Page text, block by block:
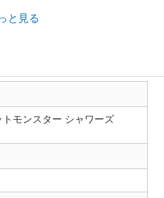
と見る
モンスター シャワーズ